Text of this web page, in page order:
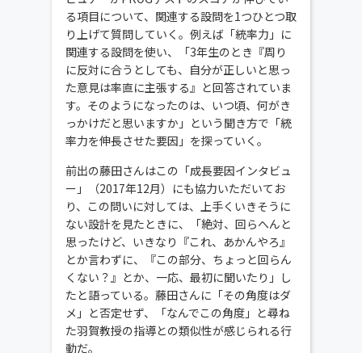
る項目について、関連する設問を1つひとつ取
り上げて質問していく。例えば「統率力」に
関連する設問を使い、「3年生のとき『周り
に反対に合うとしても、自分が正しいと思っ
た意見は率直に主張する』と回答されていま
す。そのようになったのは、いつ頃、何がき
っかけだと思いますか」という聞き方で「統
率力を伸長させた要因」を探っていく。
前出の藤田さんはこの「成長要因インタビュ
ー」（2017年12月）にも協力いただいてお
り、この問いに対しては、上手くいきそうに
ない設計を見たときに、「絶対、回らへんと
思ったけど、いきなり『これ、あかんやろ』
とか言わずに、『この部分、ちょっと回らん
くない？』とか、一応、最初に聞いたり」し
たと語っている。藤田さんに「その角度はダ
メ」と否定せず、「なんでこの角度」と尋ね
た羽賀教授の指導との類似性が感じられる行
動だ。